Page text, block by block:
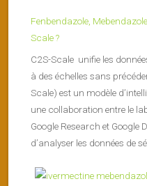
Fenbendazole,
Scale ?
C2S-Scale unifie les
à des échelles sans
Scale) est un modèle
une collaboration entre le
Google Research et Google
d’analyser les données de